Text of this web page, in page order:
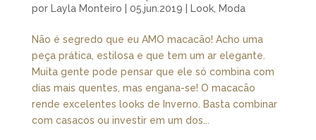
por Layla Monteiro 05.jun.2019 Look, Moda
Não é segredo que eu AMO macacão! Acho uma
peça prática, estilosa e que tem um ar elegante.
Muita gente pode pensar que ele só combina com
dias mais quentes, mas engana-se! O macacão
rende excelentes looks de Inverno. Basta combinar
com casacos ou investir em um dos...